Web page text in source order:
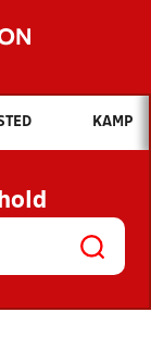
du søge efter?
NYHEDER
OG
KAMP